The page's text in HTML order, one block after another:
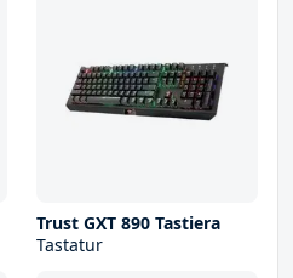
Trust GXT 890 Tastiera
Tastatur